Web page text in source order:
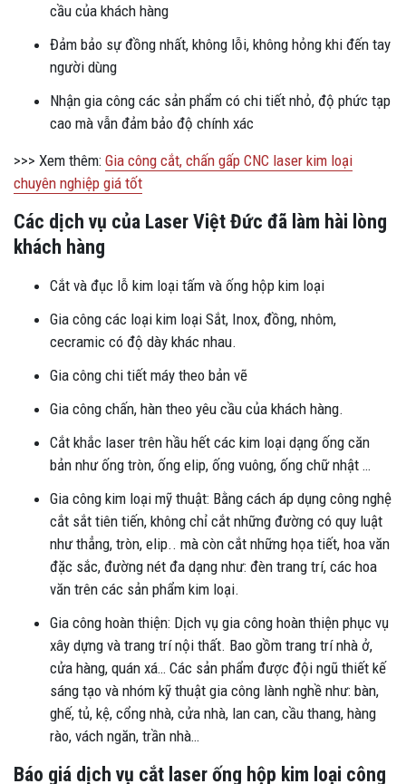
cầu của khách hàng
Đảm bảo sự đồng nhất, không lỗi, không hỏng khi đến tay
người dùng
Nhận gia công các sản phẩm có chi tiết nhỏ, độ phức tạp
cao mà vẫn đảm bảo độ chính xác
>>> Xem thêm: Gia công cắt, chấn gấp CNC laser kim loại
chuyên nghiệp giá tốt
Các dịch vụ của Laser Việt Đức đã làm hài lòng
khách hàng
Cắt và đục lỗ kim loại tấm và ống hộp kim loại
Gia công các loại kim loại Sắt, Inox, đồng, nhôm,
cecramic có độ dày khác nhau.
Gia công chi tiết máy theo bản vẽ
Gia công chấn, hàn theo yêu cầu của khách hàng.
Cắt khắc laser trên hầu hết các kim loại dạng ống căn
bản như ống tròn, ống elip, ống vuông, ống chữ nhật …
Gia công kim loại mỹ thuật: Bằng cách áp dụng công nghệ
cắt sắt tiên tiến, không chỉ cắt những đường có quy luật
như thẳng, tròn, elip.. mà còn cắt những họa tiết, hoa văn
đặc sắc, đường nét đa dạng như: đèn trang trí, các hoa
văn trên các sản phẩm kim loại.
Gia công hoàn thiện: Dịch vụ gia công hoàn thiện phục vụ
xây dựng và trang trí nội thất. Bao gồm trang trí nhà ở,
cửa hàng, quán xá… Các sản phẩm được đội ngũ thiết kế
sáng tạo và nhóm kỹ thuật gia công lành nghề như: bàn,
ghế, tủ, kệ, cổng nhà, cửa nhà, lan can, cầu thang, hàng
rào, vách ngăn, trần nhà…
Báo giá dịch vụ cắt laser ống hộp kim loại công